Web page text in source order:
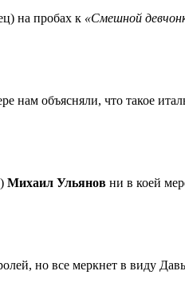
на пробах к «Смешной
нам объясняли, что такое
Михаил Ульянов ни в коей
но все меркнет в виду